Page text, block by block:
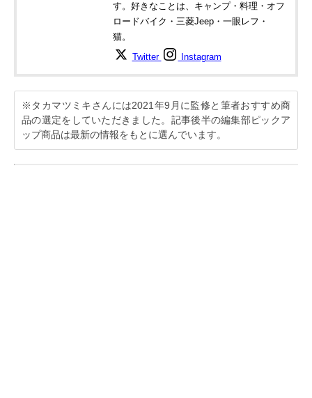
す。好きなことは、キャンプ・料理・オフ
ロードバイク・三菱Jeep・一眼レフ・
猫。
Twitter Instagram
※タカマツミキさんには2021年9月に監修と筆者おすすめ商
品の選定をしていただきました。記事後半の編集部ピックア
ップ商品は最新の情報をもとに選んでいます。